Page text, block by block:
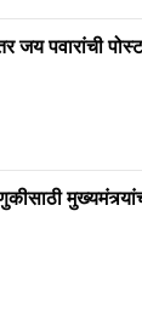
जय पवारांची पोस्ट